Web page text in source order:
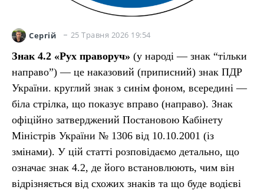
Сергій 25 Травня 2026 19:54
Знак 4.2 «Рух праворуч» (у народі — знак “тільки
направо”) — це наказовий (приписний) знак ПДР
України. круглий знак з синім фоном, всередині —
біла стрілка, що показує вправо (направо). Знак
офіційно затверджений Постановою Кабінету
Міністрів України № 1306 від 10.10.2001 (із
змінами). У цій статті розповідаємо детально, що
означає знак 4.2, де його встановлюють, чим він
відрізняється від схожих знаків та що буде водієві